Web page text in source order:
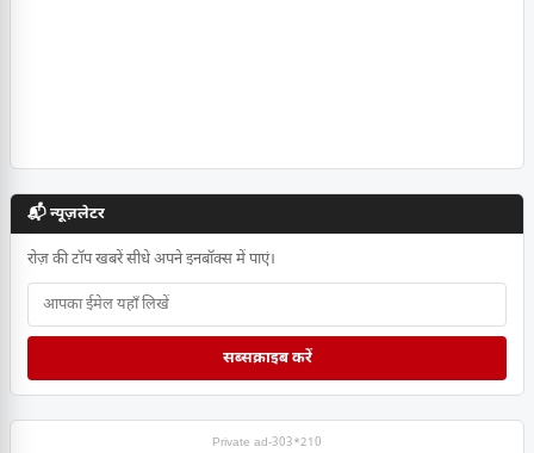
📬 न्यूज़लेटर
रोज़ की टॉप खबरें सीधे अपने इनबॉक्स में पाएं।
सब्सक्राइब करें
Private ad-303*210